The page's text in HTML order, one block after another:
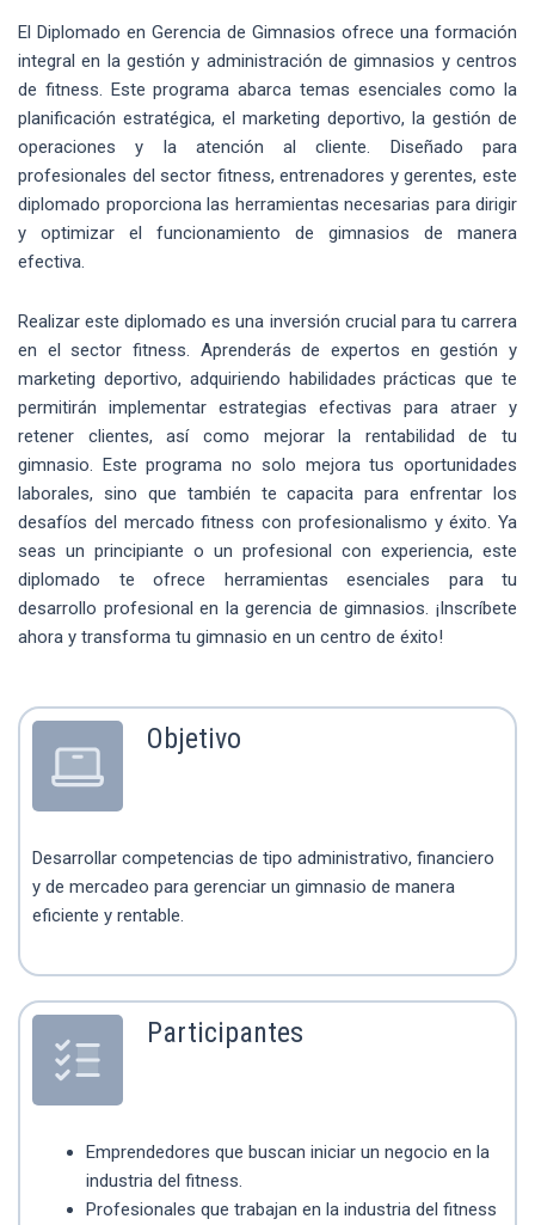
El Diplomado en Gerencia de Gimnasios ofrece una formación
integral en la gestión y administración de gimnasios y centros
de fitness. Este programa abarca temas esenciales como la
planificación estratégica, el marketing deportivo, la gestión de
operaciones y la atención al cliente. Diseñado para
profesionales del sector fitness, entrenadores y gerentes, este
diplomado proporciona las herramientas necesarias para dirigir
y optimizar el funcionamiento de gimnasios de manera
efectiva.
Realizar este diplomado es una inversión crucial para tu carrera
en el sector fitness. Aprenderás de expertos en gestión y
marketing deportivo, adquiriendo habilidades prácticas que te
permitirán implementar estrategias efectivas para atraer y
retener clientes, así como mejorar la rentabilidad de tu
gimnasio. Este programa no solo mejora tus oportunidades
laborales, sino que también te capacita para enfrentar los
desafíos del mercado fitness con profesionalismo y éxito. Ya
seas un principiante o un profesional con experiencia, este
diplomado te ofrece herramientas esenciales para tu
desarrollo profesional en la gerencia de gimnasios. ¡Inscríbete
ahora y transforma tu gimnasio en un centro de éxito!
Objetivo
Desarrollar competencias de tipo administrativo, financiero
y de mercadeo para gerenciar un gimnasio de manera
eficiente y rentable.
Participantes
Emprendedores que buscan iniciar un negocio en la
industria del fitness.
Profesionales que trabajan en la industria del fitness